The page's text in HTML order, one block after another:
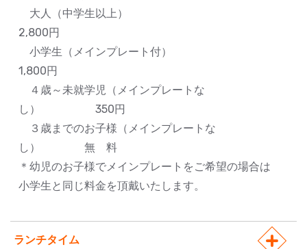
大人（中学生以上）
2,800円
小学生（メインプレート付）
1,800円
４歳～未就学児（メインプレートな
し） 350円
３歳までのお子様（メインプレートな
し） 無 料
＊幼児のお子様でメインプレートをご希望の場合は
小学生と同じ料金を頂戴いたします。
ランチタイム